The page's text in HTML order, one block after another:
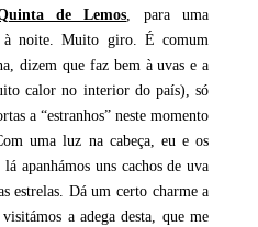
de Lemos, para uma
noite. Muito giro. É comum
dizem que faz bem à uvas e a
calor no interior do país), só
a “estranhos” neste momento
uma luz na cabeça, eu e os
apanhámos uns cachos de uva
estrelas. Dá um certo charme a
a adega desta, que me